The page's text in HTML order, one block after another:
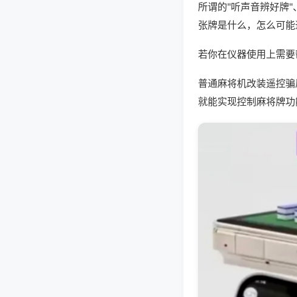
所谓的"听声音辨好牌
张牌是什么，怎么可
若你在仪器使用上需
普通麻将机改装遥控
就能实现控制麻将牌功